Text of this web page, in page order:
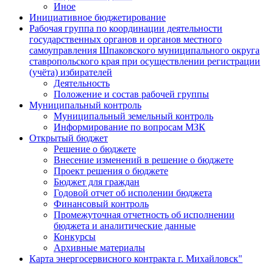
Иное
Инициативное бюджетирование
Рабочая группа по координации деятельности
государственных органов и органов местного
самоуправления Шпаковского муниципального округа
ставропольского края при осуществлении регистрации
(учёта) избирателей
Деятельность
Положение и состав рабочей группы
Муниципальный контроль
Муниципальный земельный контроль
Информирование по вопросам МЗК
Открытый бюджет
Решение о бюджете
Внесение изменений в решение о бюджете
Проект решения о бюджете
Бюджет для граждан
Годовой отчет об исполении бюджета
Финансовый контроль
Промежуточная отчетность об исполнении
бюджета и аналитические данные
Конкурсы
Архивные материалы
Карта энергосервисного контракта г. Михайловск"